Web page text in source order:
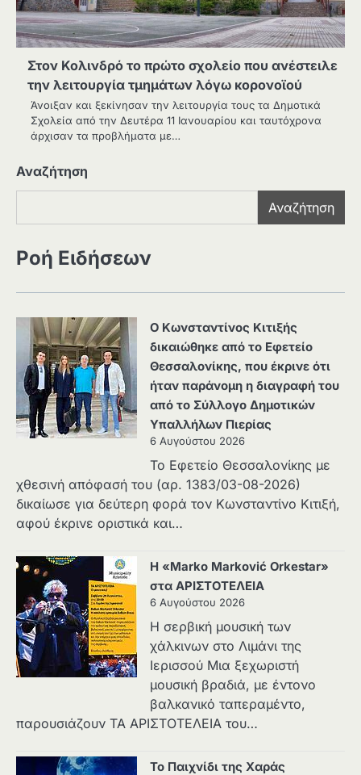
Στον Κολινδρό το πρώτο σχολείο που ανέστειλε
την λειτουργία τμημάτων λόγω κορονοϊού
Άνοιξαν και ξεκίνησαν την λειτουργία τους τα Δημοτικά
Σχολεία από την Δευτέρα 11 Ιανουαρίου και ταυτόχρονα
άρχισαν τα προβλήματα με…
Αναζήτηση
Αναζήτηση
Ροή Ειδήσεων
Ο Κωνσταντίνος Κιτιξής
δικαιώθηκε από το Εφετείο
Θεσσαλονίκης, που έκρινε ότι
ήταν παράνομη η διαγραφή του
από το Σύλλογο Δημοτικών
Υπαλλήλων Πιερίας
6 Αυγούστου 2026
Το Εφετείο Θεσσαλονίκης με
χθεσινή απόφασή του (αρ. 1383/03-08-2026)
δικαίωσε για δεύτερη φορά τον Κωνσταντίνο Κιτιξή,
αφού έκρινε οριστικά και…
Η «Marko Marković Orkestar»
στα ΑΡΙΣΤΟΤΕΛΕΙΑ
6 Αυγούστου 2026
Η σερβική μουσική των
χάλκινων στο Λιμάνι της
Ιερισσού Μια ξεχωριστή
μουσική βραδιά, με έντονο
βαλκανικό ταπεραμέντο,
παρουσιάζουν ΤΑ ΑΡΙΣΤΟΤΕΛΕΙΑ του…
Το Παιχνίδι της Χαράς